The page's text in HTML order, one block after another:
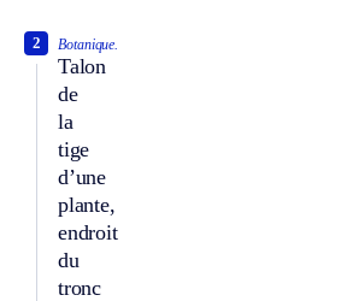
Botanique.
Talon
de
la
tige
d’une
plante,
endroit
du
tronc
2